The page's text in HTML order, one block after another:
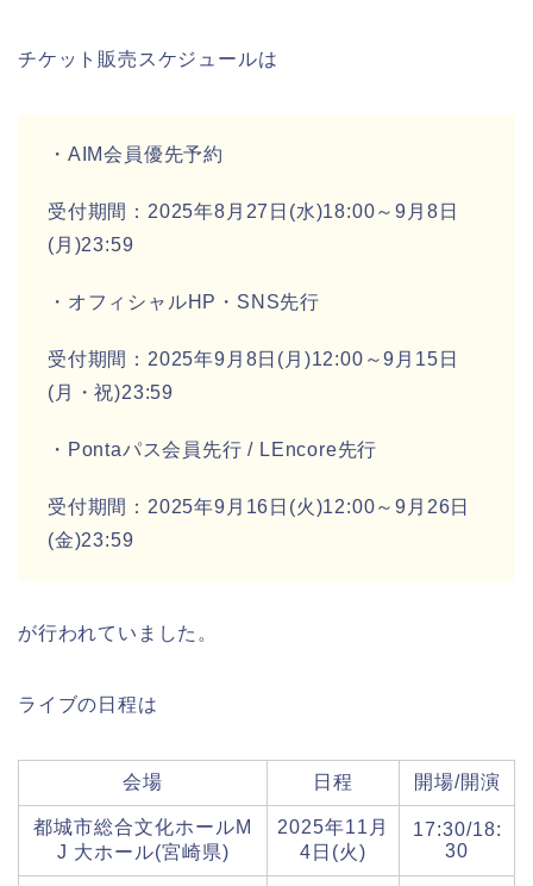
チケット販売スケジュールは
・AIM会員優先予約
受付期間：2025年8月27日(水)18:00～9月8日
(月)23:59
・オフィシャルHP・SNS先行
受付期間：2025年9月8日(月)12:00～9月15日
(月・祝)23:59
・Pontaパス会員先行 / LEncore先行
受付期間：2025年9月16日(火)12:00～9月26日
(金)23:59
が行われていました。
ライブの日程は
会場 日程 開場/開演
都城市総合文化ホールM
J 大ホール(宮崎県)
2025年11月
4日(火)
17:30/18:
30